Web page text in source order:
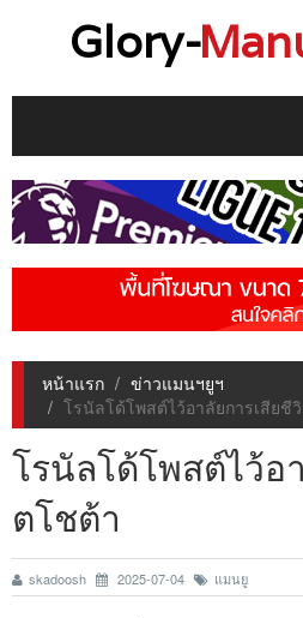
Glory-
หน้าแรก
ข่าวแมนฯยูฯ
โรนัลโด้โพสต์ไว้อาลัยการเสียชี
โรนัลโด้โพสต์ไว้อ
ตโชต้า
skadoosh 2025-07-04 แมนยู